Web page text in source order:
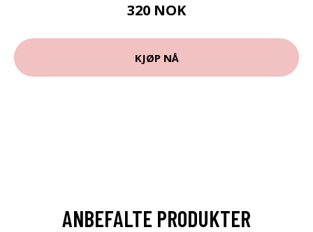
320 NOK
KJØP NÅ
ANBEFALTE PRODUKTER